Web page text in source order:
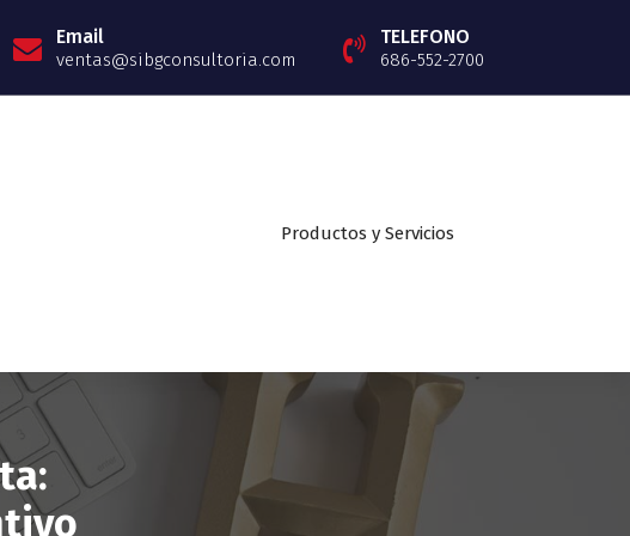
Email
ventas@sibgconsultoria.com
TELEFONO
686-552-2700
Productos y Servicios